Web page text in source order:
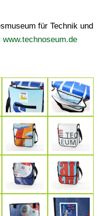
für Technik und
www.technoseum.de